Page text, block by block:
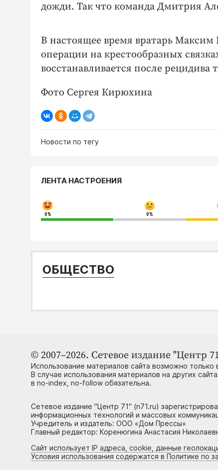
дожди. Так что команда Дмитрия
В настоящее время вратарь
операции на крестообразных
восстанавливается после рецидива
Фото Сергея Кирюхина
Новости по тегу
ЛЕНТА НАСТРОЕНИЯ
0% 0%
ОБЩЕСТВО
© 2007–2026. Сетевое издание "Центр
Использование материалов сайта возможно только
В случае использования материалов на других
в no-index, no-follow обязательна.
Сетевое издание "Центр 71" (n71.ru)
информационных технологий и массовых
Учредитель и издатель: ООО «Дом Прессы»
Главный редактор: Коренюгина Анастасия
Сайт использует IP адреса, cookie, данные
Условия использования содержатся в Политике по